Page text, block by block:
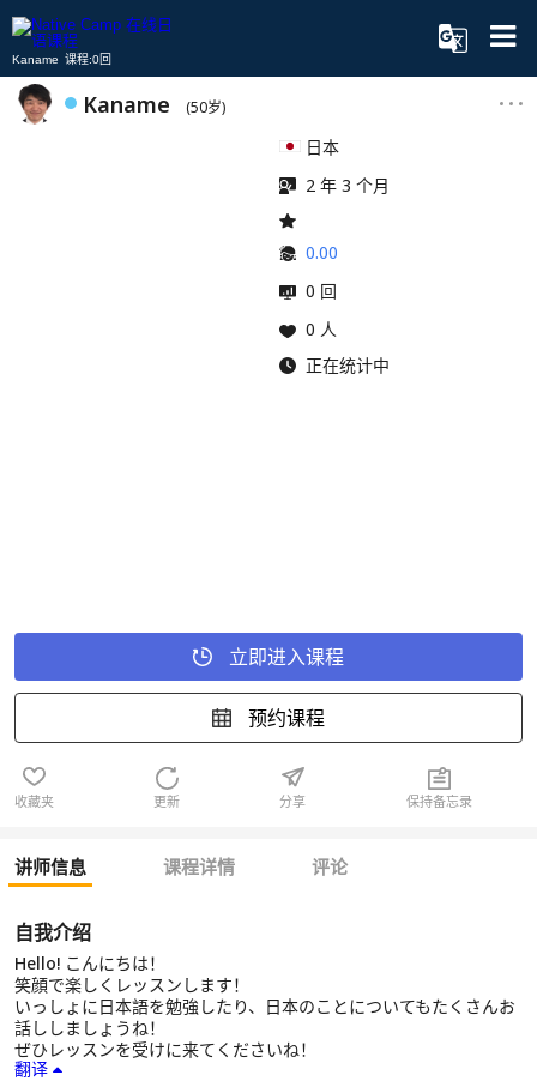
Kaname 课程:0回
Kaname (50岁)
日本
2 年 3 个月
0.00
0 回
0 人
正在统计中
立即进入课程
预约课程
收藏夹 更新 分享 保持备忘录
讲师信息 课程详情 评论
自我介绍
Hello! こんにちは！
笑顔で楽しくレッスンします！
いっしょに日本語を勉強したり、日本のことについてもたくさんお
話ししましょうね！
ぜひレッスンを受けに来てくださいね！
翻译